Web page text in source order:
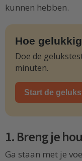
kunnen hebben.
Hoe
Doe de
minuten.
Start de
1. Breng je
Ga staan met je